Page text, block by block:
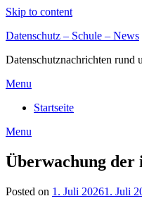
Skip to content
Datenschutz – Schule – News
Datenschutznachrichten rund
Menu
Startseite
Menu
Überwachung der
Posted on 1. Juli 20261. Juli